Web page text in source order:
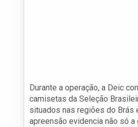
Durante a operação, a Deic
camisetas da Seleção
situados nas regiões do Brás
apreensão evidencia não só